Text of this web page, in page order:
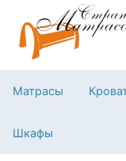
Матрасы
Шкафы